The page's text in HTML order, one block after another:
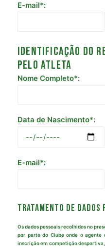
E-mail*:
Identificação do
pelo atleta
Nome Completo*:
Data de Nascimento*:
E-mail*:
TRATAMENTO DE DADOS
Os dados pessoais recolhidos no
por parte do Clube onde o agente
inscrição em competição